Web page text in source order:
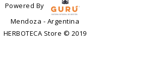
Powered By
Mendoza - Argentina
HERBOTECA Store © 2019